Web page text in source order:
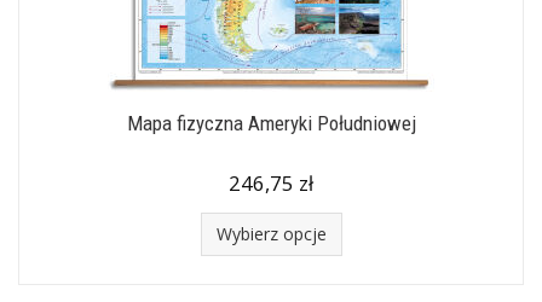
Mapa fizyczna Ameryki Południowej
246,75 zł
Wybierz opcje